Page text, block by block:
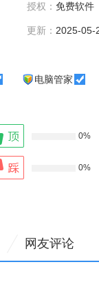
授权：免费软件
更新： 2025-05-
电脑管家
0%
0%
网友评论